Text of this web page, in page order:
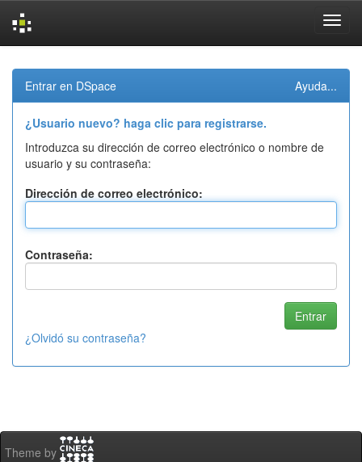
navigation
Entrar en DSpace Ayuda...
¿Usuario nuevo? haga clic para registrarse.
Introduzca su dirección de correo electrónico o nombre de
usuario y su contraseña:
Dirección de correo electrónico:
Contraseña:
¿Olvidó su contraseña?
Theme by